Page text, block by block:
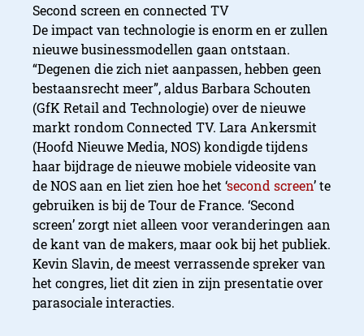
Second screen en connected TV
De impact van technologie is enorm en er zullen
nieuwe businessmodellen gaan ontstaan.
“Degenen die zich niet aanpassen, hebben geen
bestaansrecht meer”, aldus Barbara Schouten
(GfK Retail and Technologie) over de nieuwe
markt rondom Connected TV. Lara Ankersmit
(Hoofd Nieuwe Media, NOS) kondigde tijdens
haar bijdrage de nieuwe mobiele videosite van
de NOS aan en liet zien hoe het ‘second screen’ te
gebruiken is bij de Tour de France. ‘Second
screen’ zorgt niet alleen voor veranderingen aan
de kant van de makers, maar ook bij het publiek.
Kevin Slavin, de meest verrassende spreker van
het congres, liet dit zien in zijn presentatie over
parasociale interacties.